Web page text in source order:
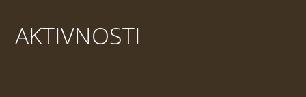
AKTIVNOSTI